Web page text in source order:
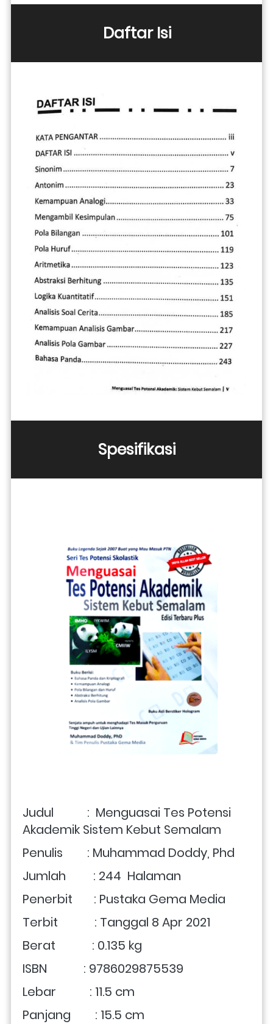
Daftar Isi
Spesifikasi
Judul           : Menguasai Tes Potensi
Akademik Sistem Kebut Semalam
Penulis        : Muhammad Doddy, Phd
Jumlah         : 244 Halaman
Penerbit       : Pustaka Gema Media
Terbit            : Tanggal 8 Apr 2021
Berat            : 0.135 kg
ISBN            : 9786029875539
Lebar           : 11.5 cm
Panjang        : 15.5 cm